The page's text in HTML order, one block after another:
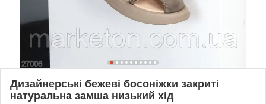
Дизайнерські бежеві босоніжки закриті
натуральна замша низький хід